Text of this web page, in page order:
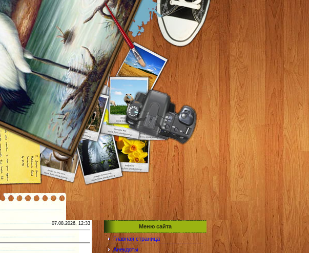
07.08.2026, 12:33
Меню сайта
Главная страница
Анекдоты